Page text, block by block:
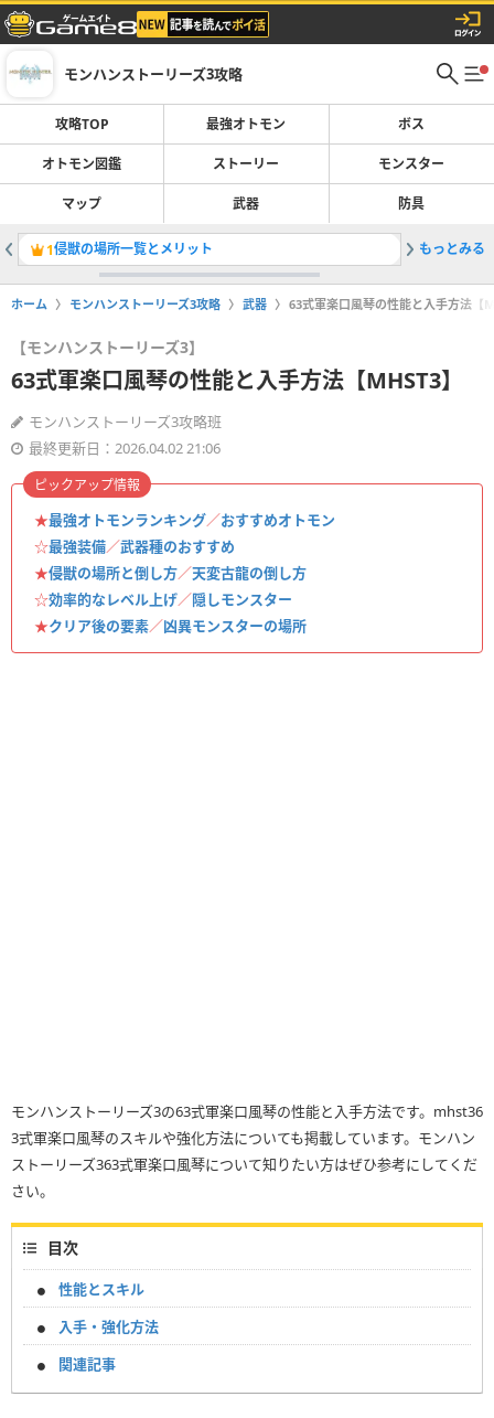
モンハンストーリーズ3攻略
攻略TOP 最強オトモン ボス
オトモン図鑑 ストーリー モンスター
マップ 武器 防具
1侵獣の場所一覧とメリット 2熱血の
もっとみる
ホーム モンハンストーリーズ3攻略 武器 63式軍楽口風琴の性能と入手方法【
【モンハンストーリーズ3】
63式軍楽口風琴の性能と入手方法【MHST3】
モンハンストーリーズ3攻略班
最終更新日：2026.04.02 21:06
★最強オトモンランキング／おすすめオトモン
☆最強装備／武器種のおすすめ
★侵獣の場所と倒し方／天変古龍の倒し方
☆効率的なレベル上げ／隠しモンスター
★クリア後の要素／凶異モンスターの場所
ピックアップ情報
モンハンストーリーズ3の63式軍楽口風琴の性能と入手方法です。mhst36
3式軍楽口風琴のスキルや強化方法についても掲載しています。モンハン
ストーリーズ363式軍楽口風琴について知りたい方はぜひ参考にしてくだ
さい。
目次
性能とスキル
入手・強化方法
関連記事